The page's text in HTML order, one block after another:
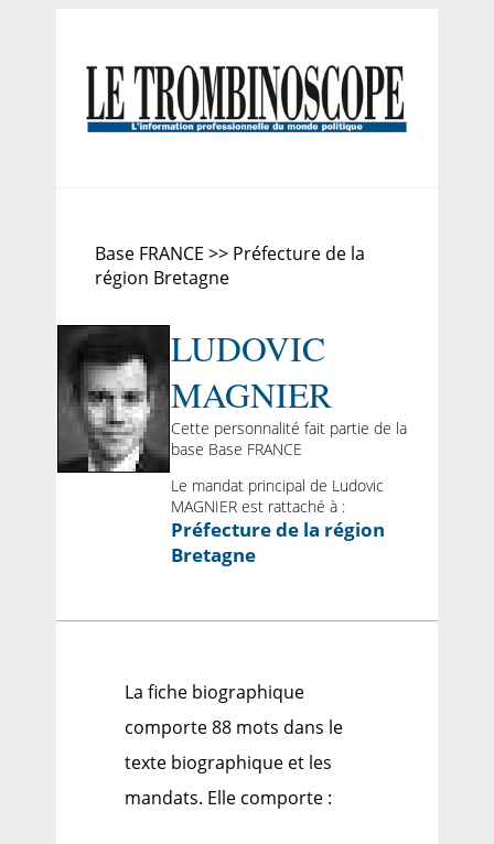
Base FRANCE >> Préfecture de la
région Bretagne
LUDOVIC
MAGNIER
Cette personnalité fait partie de la
base Base FRANCE
Le mandat principal de Ludovic
MAGNIER est rattaché à :
Préfecture de la région
Bretagne
La fiche biographique
comporte 88 mots dans le
texte biographique et les
mandats. Elle comporte :